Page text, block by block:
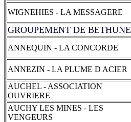
WIGNEHIES - LA MESSAGERE
GROUPEMENT DE BETHUNE
ANNEQUIN - LA CONCORDE
ANNEZIN - LA PLUME D ACIER
AUCHEL - ASSOCIATION
OUVRIERE
AUCHY LES MINES - LES
VENGEURS